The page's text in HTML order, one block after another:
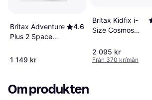
Britax Adventure
Plus 2 Space
4.6
1 149 kr
Britax Kidfix i-
Size Cosmos
2 095 kr
Från 370 kr/mån
Om produkten